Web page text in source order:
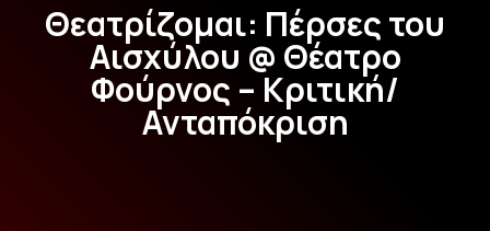
Θεατρίζομαι: Πέρσες του
Αισχύλου @ Θέατρο
Φούρνος – Κριτική/
Ανταπόκριση